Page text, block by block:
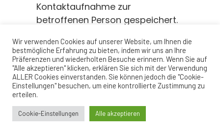
Kontaktaufnahme zur
betroffenen Person gespeichert.
dieser personenbezogenen
Daten an Dritte.
6. ROUTINEMÄSSIGE LÖSCHUNG UND S
PERRUNG VON PERSONENBEZOGENEN D
ATEN
Wir verwenden Cookies auf unserer Website, um Ihnen die
bestmögliche Erfahrung zu bieten, indem wir uns an Ihre
Präferenzen und wiederholten Besuche erinnern. Wenn Sie auf
"Alle akzeptieren" klicken, erklären Sie sich mit der Verwendung
ALLER Cookies einverstanden. Sie können jedoch die "Cookie-
Einstellungen" besuchen, um eine kontrollierte Zustimmung zu
erteilen.
Cookie-Einstellungen Alle akzeptieren